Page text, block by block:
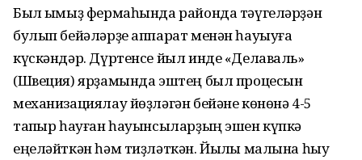
Был ҡымыҙ фермаһында районда тәүгеләрҙән
булып бейәләрҙе аппарат менән һауыуға
күскәндәр. Дүртенсе йыл инде «Делаваль»
(Швеция) ярҙамында эштең был процесын
механизациялау йөҙләгән бейәне көнөнә 4-5
тапҡыр һауған һауынсыларҙың эшен күпкә
еңеләйткән һәм тиҙләткән. Йылҡы малына һыу